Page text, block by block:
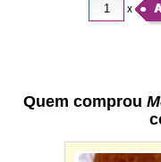
x
Quem comprou